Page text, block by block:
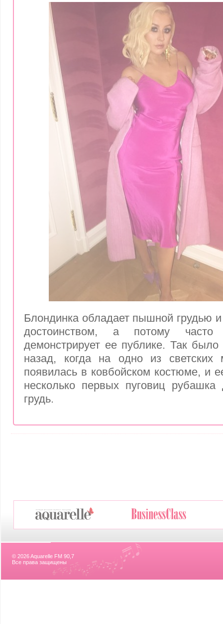
Блондинка обладает пышной грудью и
достоинством, а потому
демонстрирует ее публике. Так
назад, когда на одно из светских
появилась в ковбойском костюме, и
несколько первых пуговиц рубашка
грудь.
© 2026 Aquarelle FM 90,7
Все права защищены